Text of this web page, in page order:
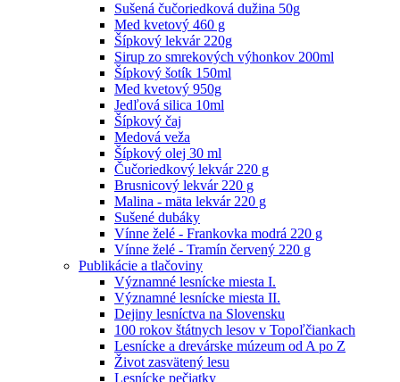
Sušená čučoriedková dužina 50g
Med kvetový 460 g
Šípkový lekvár 220g
Sirup zo smrekových výhonkov 200ml
Šípkový šotík 150ml
Med kvetový 950g
Jedľová silica 10ml
Šípkový čaj
Medová veža
Šípkový olej 30 ml
Čučoriedkový lekvár 220 g
Brusnicový lekvár 220 g
Malina - mäta lekvár 220 g
Sušené dubáky
Vínne želé - Frankovka modrá 220 g
Vínne želé - Tramín červený 220 g
Publikácie a tlačoviny
Významné lesnícke miesta I.
Významné lesnícke miesta II.
Dejiny lesníctva na Slovensku
100 rokov štátnych lesov v Topoľčiankach
Lesnícke a drevárske múzeum od A po Z
Život zasvätený lesu
Lesnícke pečiatky